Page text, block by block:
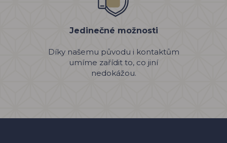
Jedinečné možnosti
Díky našemu původu i kontaktům
umíme zařídit to, co jiní
nedokážou.